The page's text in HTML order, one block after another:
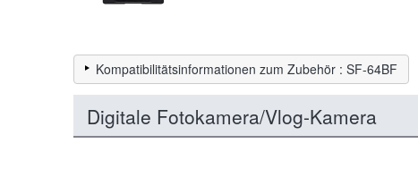
Kompatibilitätsinformationen zum Zubehör : SF-64BF
Digitale Fotokamera/Vlog-Kamera